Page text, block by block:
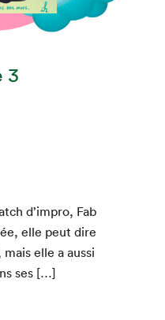
3
d’im­pro, Fab
elle peut dire
elle a aus­si
ses […]